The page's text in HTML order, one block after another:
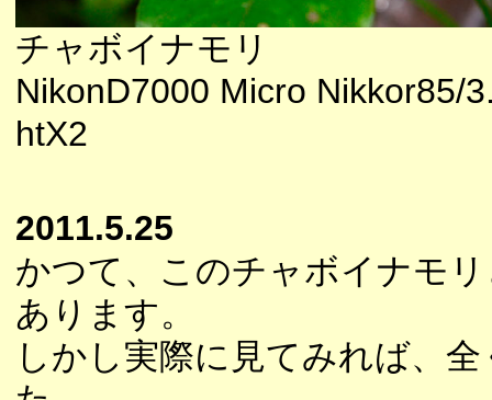
チャボイナモリ
NikonD7000 Micro Nikkor85/
htX2
2011.5.25
かつて、このチャボイナモ
あります。
しかし実際に見てみれば、